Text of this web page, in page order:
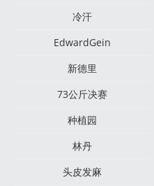
冷汗
EdwardGein
新德里
73公斤决赛
种植园
林丹
头皮发麻